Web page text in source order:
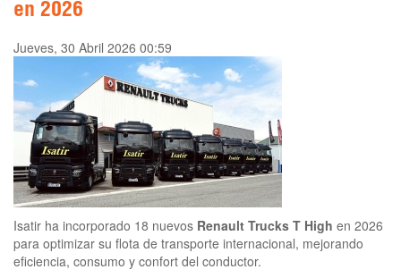
en 2026
Jueves, 30 Abril 2026 00:59
Isatir ha incorporado 18 nuevos Renault Trucks T High en 2026
para optimizar su flota de transporte internacional, mejorando
eficiencia, consumo y confort del conductor.